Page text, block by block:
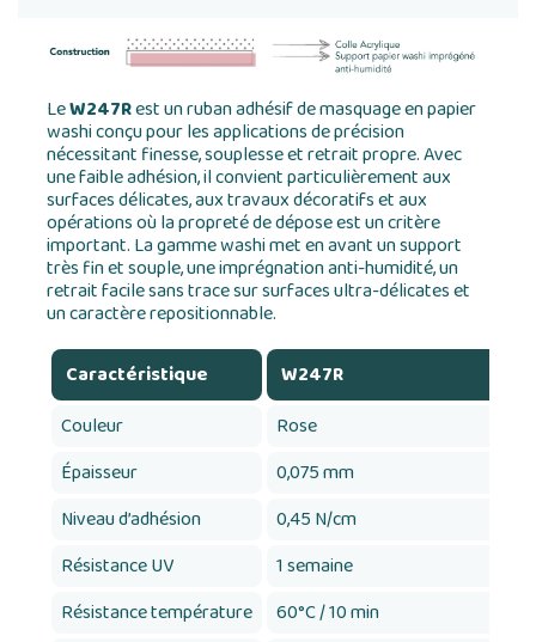
LeW247Rest un ruban adhésif de masquage en papier
washi conçu pour les applications de précision
nécessitant finesse, souplesse et retrait propre. Avec
une faible adhésion, il convient particulièrement aux
surfaces délicates, aux travaux décoratifs et aux
opérations où la propreté de dépose est un critère
important. La gamme washi met en avant un support
très fin et souple, une imprégnation anti-humidité, un
retrait facile sans trace sur surfaces ultra-délicates et
un caractère repositionnable.
Caractéristique
W247R
Couleur
Rose
Épaisseur
0,075 mm
Niveau d’adhésion
0,45 N/cm
Résistance UV
1 semaine
Résistance température
60°C / 10 min